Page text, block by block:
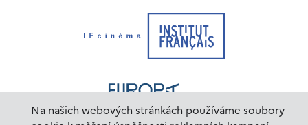
Na našich webových stránkách používáme soubory